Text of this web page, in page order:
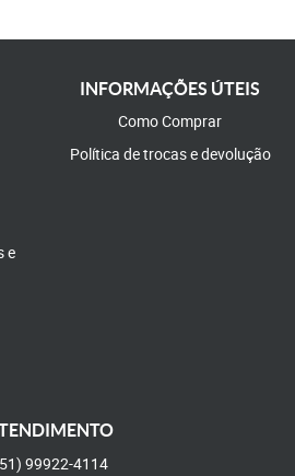
e
INFORMAÇÕES ÚTEIS
Como Comprar
Política de trocas e devolução
99922-4114